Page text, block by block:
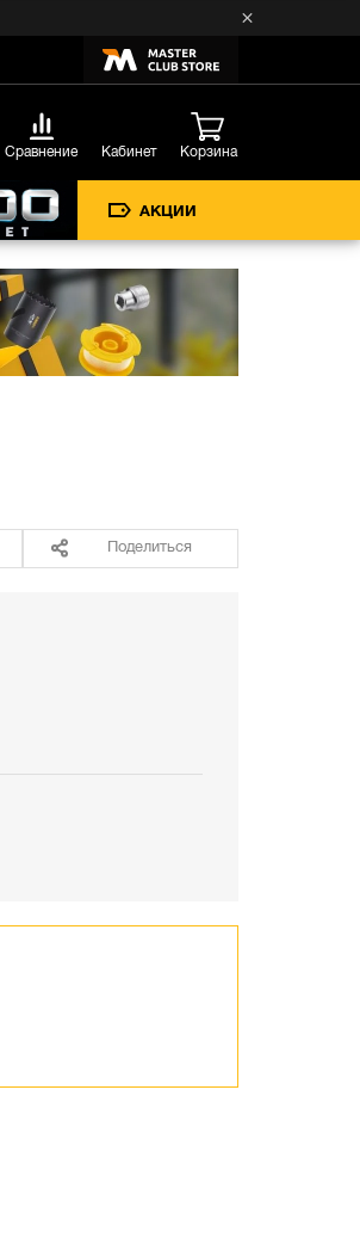
Сравнение Кабинет Корзина
АКЦИИ
Поделиться